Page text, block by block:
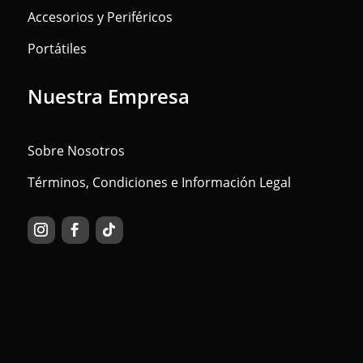
Accesorios y Periféricos
Portátiles
Nuestra Empresa
Sobre Nosotros
Términos, Condiciones e Información Legal